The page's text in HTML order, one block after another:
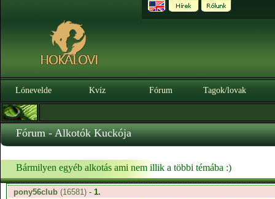
Lónevelde Kvíz Fórum Tagok/lovak
Fórum - Alkotók Kuckója
Bármilyen egyéb alkotás ami nem illik a többi témába :)
pony56club(16581) - 1.